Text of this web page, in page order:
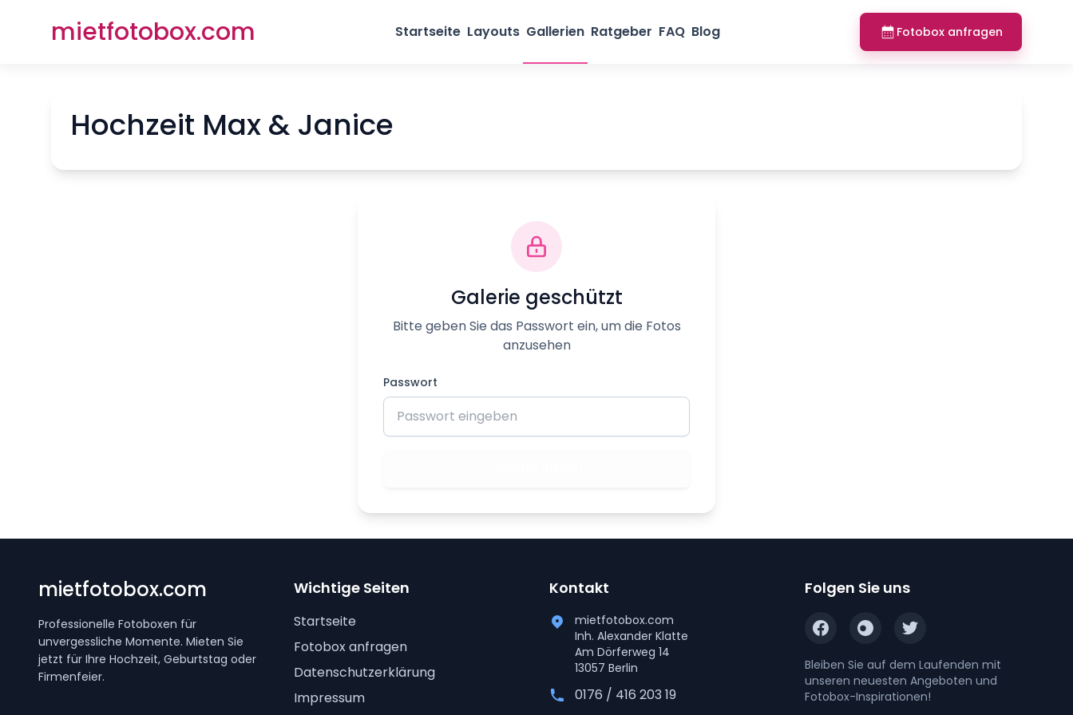
mietfotobox.com Startseite Layouts Gallerien Ratgeber FAQ Blog Fotobox anfragen
Hochzeit Max & Janice
Galerie geschützt
Bitte geben Sie das Passwort ein, um die Fotos
anzusehen
Passwort
mietfotobox.com
Professionelle Fotoboxen für
unvergessliche Momente. Mieten Sie
jetzt für Ihre Hochzeit, Geburtstag oder
Firmenfeier.
Wichtige Seiten
Startseite
Fotobox anfragen
Datenschutzerklärung
Impressum
Kontakt
mietfotobox.com
Inh. Alexander Klatte
Am Dörferweg 14
13057 Berlin
0176 / 416 203 19
Folgen Sie uns
Bleiben Sie auf dem Laufenden mit
unseren neuesten Angeboten und
Fotobox-Inspirationen!